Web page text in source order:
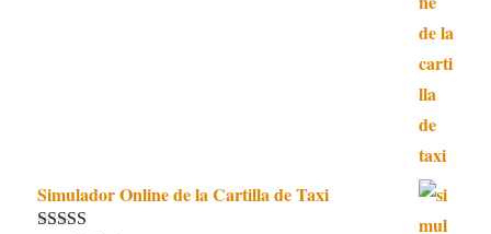
Simulador Online de la Cartilla de Taxi